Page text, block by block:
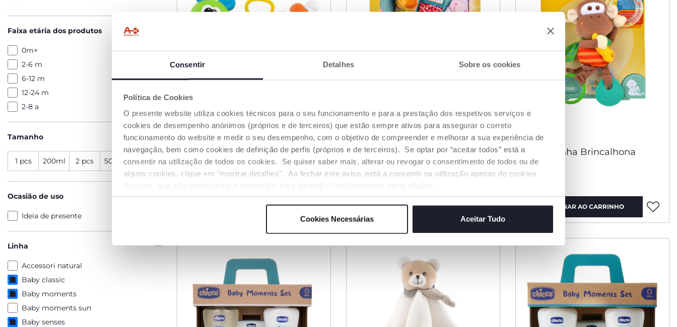
Consentir Detalhes Sobre os cookies
Política de Cookies
O presente website utiliza cookies técnicos para o seu funcionamento e para a prestação dos respetivos serviços e
cookies de desempenho anónimos (próprios e de terceiros) que estão sempre ativos para assegurar o correto
funcionamento do website e medir o seu desempenho, com o objetivo de compreender e melhorar a sua experiência de
navegação, bem como cookies de definição de perfis (próprios e de terceiros). Se optar por “aceitar todos” está a
consentir na utilização de todos os cookies. Se quiser saber mais, alterar ou revogar o consentimento de todos ou de
alguns cookies, clique em "mostrar detalhes". Ao fechar este aviso, está a consentir na utilização apenas de cookies
Cookies Necessárias Aceitar Tudo
Faixa etária dos produtos
0m+
2-6 m
6-12 m
12-24 m
2-8 a
Tamanho
1 pcs 200ml 2 pcs 500ml 500 ml
Ocasião de uso
Ideia de presente
Linha
Accessori natural
Baby classic
Baby moments
Baby moments sun
Baby senses
Lagarta Phill Musical
€ 16,99
ADICIONAR AO CARRINHO
Luva Animais da Quinta
€ 16,99
ADICIONAR AO CARRINHO
Macaquinha Brincalhona
€ 16,99
ADICIONAR AO CARRINHO